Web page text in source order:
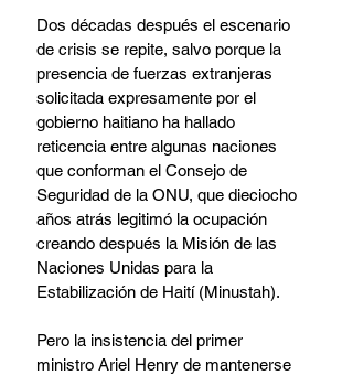
Dos décadas después el escenario
de crisis se repite, salvo porque la
presencia de fuerzas extranjeras
solicitada expresamente por el
gobierno haitiano ha hallado
reticencia entre algunas naciones
que conforman el Consejo de
Seguridad de la ONU, que dieciocho
años atrás legitimó la ocupación
creando después la Misión de las
Naciones Unidas para la
Estabilización de Haití (Minustah).
Pero la insistencia del primer
ministro Ariel Henry de mantenerse